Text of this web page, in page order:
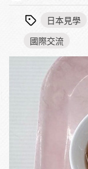
日本見學
國際交流